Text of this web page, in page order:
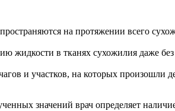
на протяжении всего
жидкости в тканях сухожилия даже
и участков, на которых произошли
значений врач определяет